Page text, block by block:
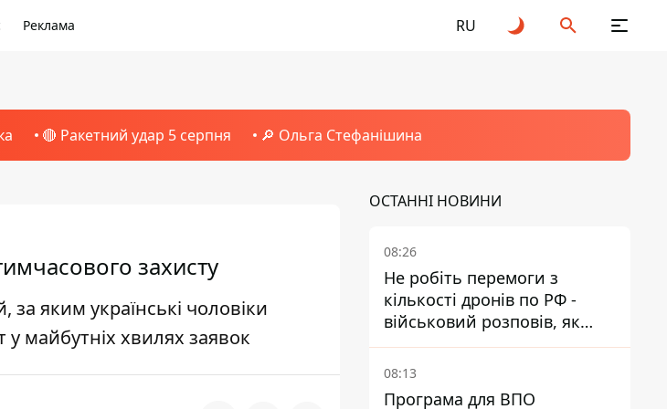
Реклама RU
🔴 Ракетний удар 5 серпня 🔎 Ольга Стефанішина
захисту
яким українські чоловіки
майбутніх хвилях заявок
ОСТАННІ НОВИНИ
08:26
Не робіть перемоги з
кількості дронів по РФ -
військовий розповів, як
ворог адаптується до ударів
08:13
Програма для ВПО